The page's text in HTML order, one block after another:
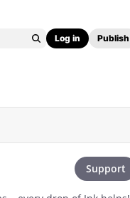
Log in Publish
Support